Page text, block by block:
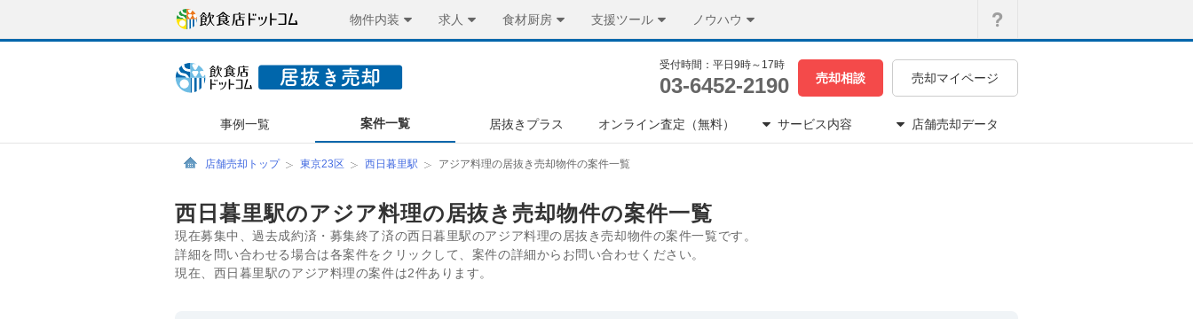
物件内装 求人 食材厨房 支援ツール ノウハウ
受付時間：平日9時～17時
03-6452-2190 売却相談 売却マイページ
事例一覧 案件一覧 居抜きプラス オンライン査定（無料） サービス内容 店舗売却データ
店舗売却トップ 東京23区 西日暮里駅 アジア料理の居抜き売却物件の案件一覧
西日暮里駅のアジア料理の居抜き売却物件の案件一覧
現在募集中、過去成約済・募集終了済の西日暮里駅のアジア料理の居抜き売却物件の案件一覧です。
詳細を問い合わせる場合は各案件をクリックして、案件の詳細からお問い合わせください。
現在、西日暮里駅のアジア料理の案件は2件あります。